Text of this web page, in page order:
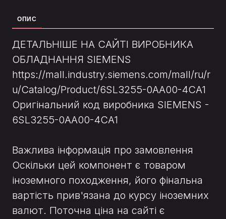
ОПИС
ДЕТАЛЬНІШЕ НА САЙТІ ВИРОБНИКА
ОБЛАДНАННЯ SIEMENS
https://mall.industry.siemens.com/mall/ru/r
u/Catalog/Product/6SL3255-0AA00-4CA1
Оригінальний код виробника SIEMENS -
6SL3255-0AA00-4CA1
Важлива інформація про замовлення
Оскільки цей компонент є товаром
іноземного походження, його фінальна
вартість прив'язана до курсу іноземних
валют. Поточна ціна на сайті є